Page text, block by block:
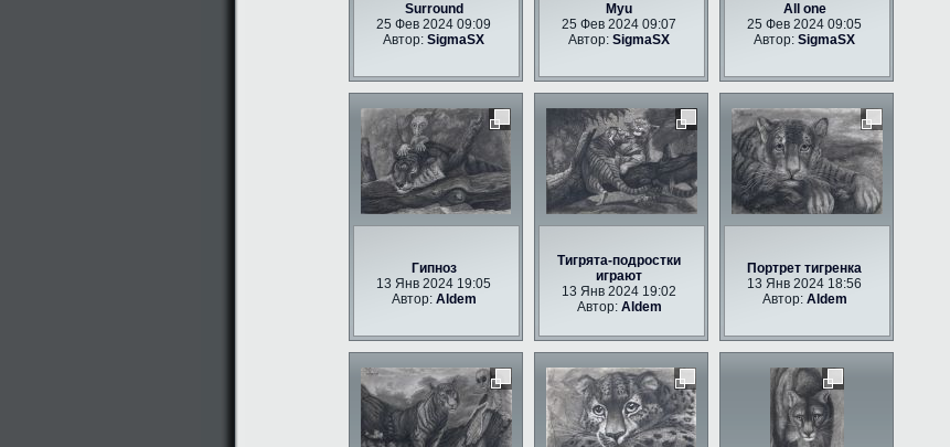
Surround
25 Фев 2024 09:09
Автор: SigmaSX
Myu
25 Фев 2024 09:07
Автор: SigmaSX
All one
25 Фев 2024 09:05
Автор: SigmaSX
Гипноз
13 Янв 2024 19:05
Автор: Aldem
Тигрята-подростки
играют
13 Янв 2024 19:02
Автор: Aldem
Портрет тигренка
13 Янв 2024 18:56
Автор: Aldem